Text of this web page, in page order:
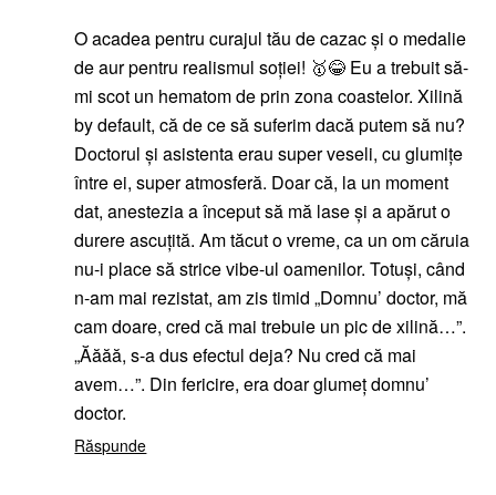
O acadea pentru curajul tău de cazac și o medalie
de aur pentru realismul soției! 🥇😂 Eu a trebuit să-
mi scot un hematom de prin zona coastelor. Xilină
by default, că de ce să suferim dacă putem să nu?
Doctorul și asistenta erau super veseli, cu glumițe
între ei, super atmosferă. Doar că, la un moment
dat, anestezia a început să mă lase și a apărut o
durere ascuțită. Am tăcut o vreme, ca un om căruia
nu-i place să strice vibe-ul oamenilor. Totuși, când
n-am mai rezistat, am zis timid „Domnu’ doctor, mă
cam doare, cred că mai trebuie un pic de xilină…”.
„Ăăăă, s-a dus efectul deja? Nu cred că mai
avem…”. Din fericire, era doar glumeț domnu’
doctor.
Răspunde